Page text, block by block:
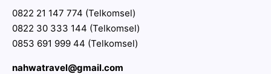
0822 21 147 774 (Telkomsel)
0822 30 333 144 (Telkomsel)
0853 691 999 44 (Telkomsel)
nahwatravel@gmail.com